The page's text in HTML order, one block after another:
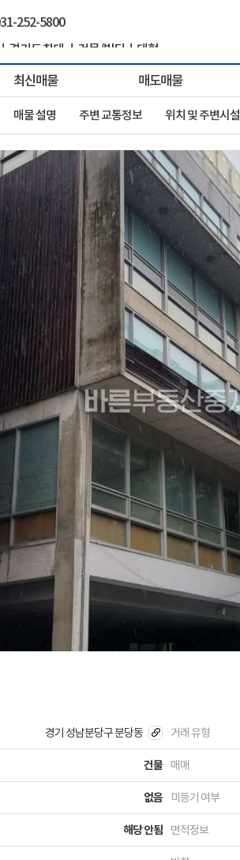
경기도최대 ㅣ건물/빌딩ㅣ대형..
최신매물 매도매물
매물 설명 주변 교통정보 위치 및 주변시설
경기 성남분당구 분당동 거래 유형
건물 매매
없음 미등기 여부
해당 안됨 면적정보